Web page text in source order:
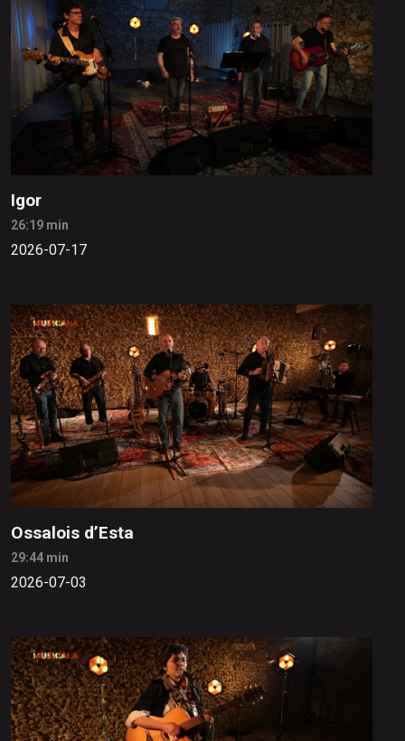
Igor
26:19 min
2026-07-17
Ossalois d’Esta
29:44 min
2026-07-03